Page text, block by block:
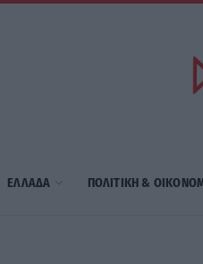
ΕΛΛΑΔΑ ΠΟΛΙΤΙΚΗ &